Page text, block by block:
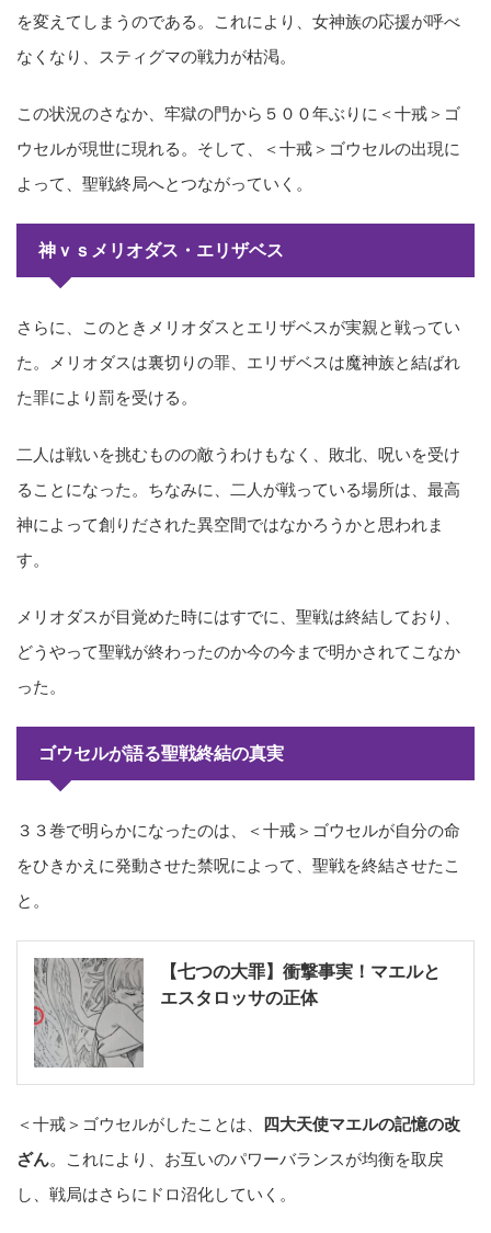
を変えてしまうのである。これにより、女神族の応援が呼べ
なくなり、スティグマの戦力が枯渇。
この状況のさなか、牢獄の門から５００年ぶりに＜十戒＞ゴ
ウセルが現世に現れる。そして、＜十戒＞ゴウセルの出現に
よって、聖戦終局へとつながっていく。
神ｖｓメリオダス・エリザベス
さらに、このときメリオダスとエリザベスが実親と戦ってい
た。メリオダスは裏切りの罪、エリザベスは魔神族と結ばれ
た罪により罰を受ける。
二人は戦いを挑むものの敵うわけもなく、敗北、呪いを受け
ることになった。ちなみに、二人が戦っている場所は、最高
神によって創りだされた異空間ではなかろうかと思われま
す。
メリオダスが目覚めた時にはすでに、聖戦は終結しており、
どうやって聖戦が終わったのか今の今まで明かされてこなか
った。
ゴウセルが語る聖戦終結の真実
３３巻で明らかになったのは、＜十戒＞ゴウセルが自分の命
をひきかえに発動させた禁呪によって、聖戦を終結させたこ
と。
【七つの大罪】衝撃事実！マエルと
エスタロッサの正体
＜十戒＞ゴウセルがしたことは、 四大天使マエルの記憶の改
ざん。これにより、お互いのパワーバランスが均衡を取戻
し、戦局はさらにドロ沼化していく。